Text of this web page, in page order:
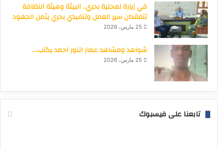
في زيارة لمحلية بحري.. البيئة وهيئة النظافة
تتفقدان سير العمل وتنفيذي بحري يثمن الجهود
25 مارس، 2026
شواهد ومشاهد عمار النور احمد يكتب….
25 مارس، 2026
تابعنا على فيسبوك